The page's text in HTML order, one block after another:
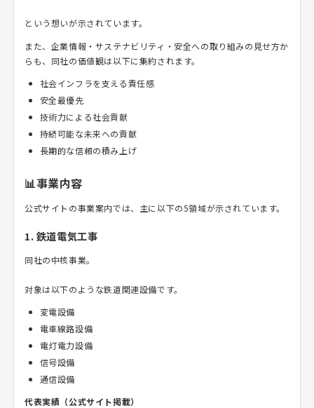
という想いが示されています。
また、企業情報・サステナビリティ・安全への取り組みの見せ方か
らも、同社の価値観は以下に集約されます。
社会インフラを支える責任感
安全最優先
技術力による社会貢献
持続可能な未来への貢献
長期的な信頼の積み上げ
📊事業内容
公式サイトの事業案内では、主に以下の5領域が示されています。
1. 鉄道電気工事
同社の中核事業。
対象は以下のような鉄道関連設備です。
変電設備
電車線路設備
電灯電力設備
信号設備
通信設備
代表実績（公式サイト掲載）